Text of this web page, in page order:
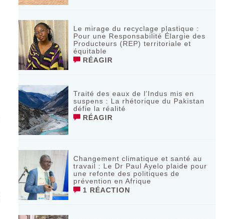
Le mirage du recyclage plastique :
Pour une Responsabilité Élargie des
Producteurs (REP) territoriale et
équitable
RÉAGIR
Traité des eaux de l’Indus mis en
suspens : La rhétorique du Pakistan
défie la réalité
RÉAGIR
Changement climatique et santé au
travail : Le Dr Paul Ayelo plaide pour
une refonte des politiques de
prévention en Afrique
1 RÉACTION